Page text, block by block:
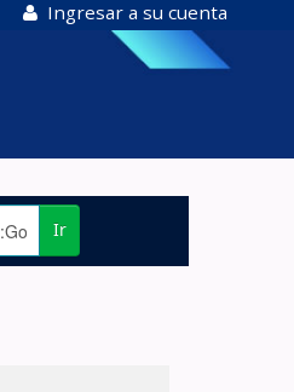
Ingresar a su cuenta
Ir